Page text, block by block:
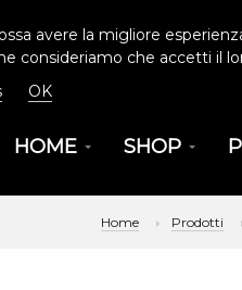
HOME SHOP
Home Prodotti
avere la migliore
consideriamo che accetti il
OK